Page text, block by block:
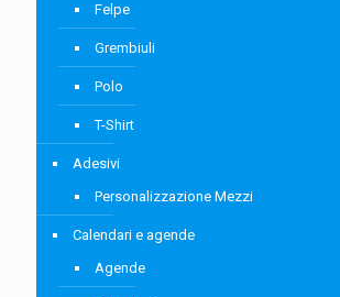
Felpe
Grembiuli
Polo
T-Shirt
Adesivi
Personalizzazione Mezzi
Calendari e agende
Agende